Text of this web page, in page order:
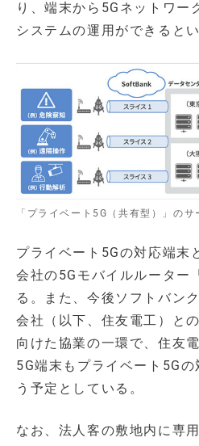
り、端末から5Gネットワー
システムの運用ができるとい
「プライベート5G（共有型）」の
プライベート5Gの対応端末
会社の5Gモバイルルーター
る。また、今後ソフトバン
会社（以下、住友電工）と
向けた協業の一環で、住友
5G端末もプライベート5G
う予定としている。
なお、法人客の敷地内に専